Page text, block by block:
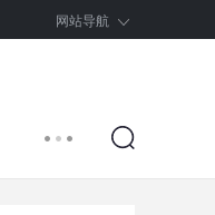
网站导航